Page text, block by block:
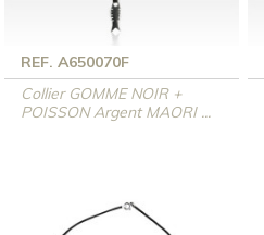
REF. A650070F
Collier GOMME NOIR +
POISSON Argent MAORI ...